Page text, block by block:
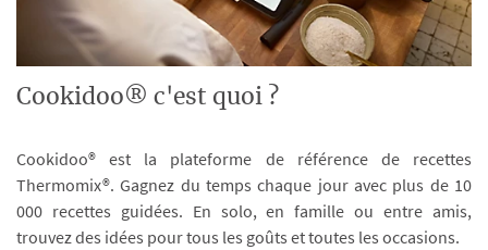
Cookidoo® c'est quoi ?
Cookidoo® est la plateforme de référence de recettes
Thermomix®. Gagnez du temps chaque jour avec plus de 10
000 recettes guidées. En solo, en famille ou entre amis,
trouvez des idées pour tous les goûts et toutes les occasions.